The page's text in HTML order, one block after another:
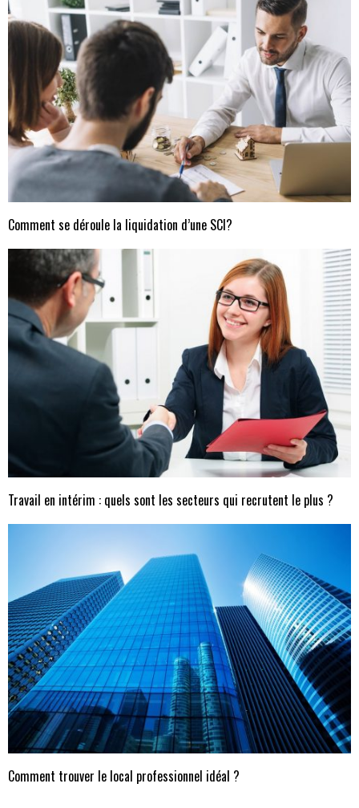
Comment se déroule la liquidation d’une SCI?
Travail en intérim : quels sont les secteurs qui recrutent le plus ?
Comment trouver le local professionnel idéal ?